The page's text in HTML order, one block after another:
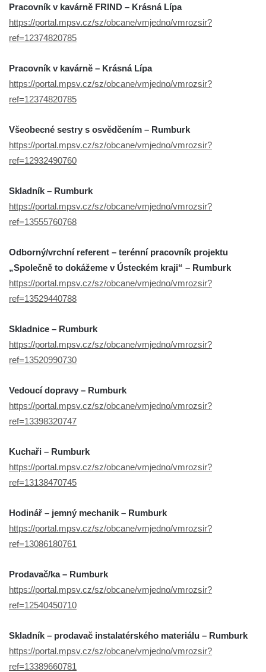
Pracovník v kavárně FRIND – Krásná Lípa
https://portal.mpsv.cz/sz/obcane/vmjedno/vmrozsir?
ref=12374820785
Pracovník v kavárně – Krásná Lípa
https://portal.mpsv.cz/sz/obcane/vmjedno/vmrozsir?
ref=12374820785
Všeobecné sestry s osvědčením – Rumburk
https://portal.mpsv.cz/sz/obcane/vmjedno/vmrozsir?
ref=12932490760
Skladník – Rumburk
https://portal.mpsv.cz/sz/obcane/vmjedno/vmrozsir?
ref=13555760768
Odborný/vrchní referent – terénní pracovník projektu
„Společně to dokážeme v Ústeckém kraji“ – Rumburk
https://portal.mpsv.cz/sz/obcane/vmjedno/vmrozsir?
ref=13529440788
Skladnice – Rumburk
https://portal.mpsv.cz/sz/obcane/vmjedno/vmrozsir?
ref=13520990730
Vedoucí dopravy – Rumburk
https://portal.mpsv.cz/sz/obcane/vmjedno/vmrozsir?
ref=13398320747
Kuchaři – Rumburk
https://portal.mpsv.cz/sz/obcane/vmjedno/vmrozsir?
ref=13138470745
Hodinář – jemný mechanik – Rumburk
https://portal.mpsv.cz/sz/obcane/vmjedno/vmrozsir?
ref=13086180761
Prodavač/ka – Rumburk
https://portal.mpsv.cz/sz/obcane/vmjedno/vmrozsir?
ref=12540450710
Skladník – prodavač instalatérského materiálu – Rumburk
https://portal.mpsv.cz/sz/obcane/vmjedno/vmrozsir?
ref=13389660781